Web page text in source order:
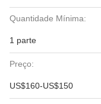
Quantidade Mínima:
1 parte
Preço:
US$160-US$150